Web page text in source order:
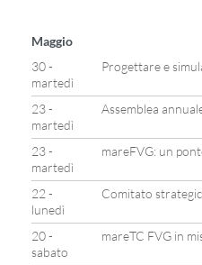
Maggio
30 -
martedì
Progettare e
23 -
martedì
Assemblea
23 -
martedì
mareFVG: un
22 -
lunedì
Comitato
20 -
sabato
mareTC FVG in